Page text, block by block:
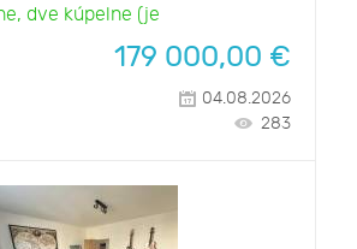
dve kúpelne (je
179 000,00 €
04.08.2026
283